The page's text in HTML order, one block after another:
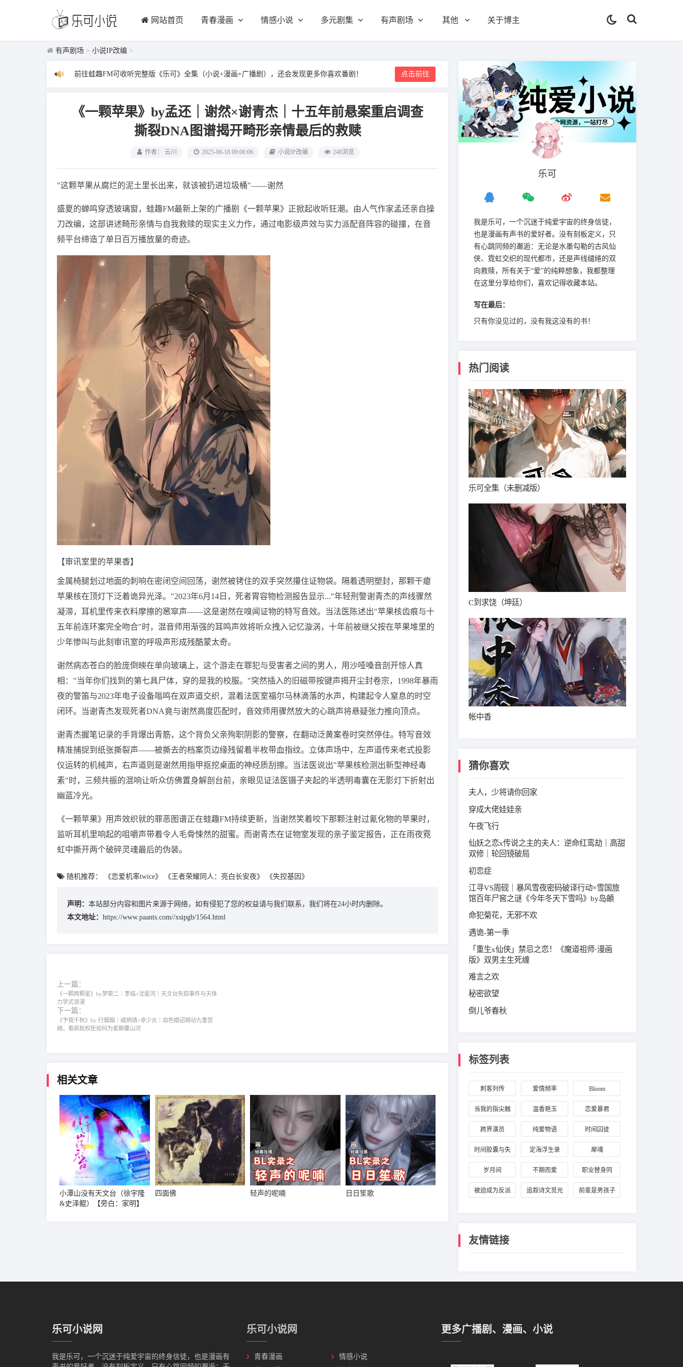
网站首页 青春漫画 情感小说 多元剧集 有声剧场 其他 关于博主
有声剧场 > 小说IP改编 >
前往蛙趣FM可收听完整版《乐可》全集（小说+漫画+广播剧），还会发现更多你喜欢番剧！ 点击前往
《一颗苹果》by孟还｜谢然×谢青杰｜十五年前悬案重启调查
撕裂DNA图谱揭开畸形亲情最后的救赎
作者： 云川 2025-06-18 09:06:06 小说IP改编 248浏览
"这颗苹果从腐烂的泥土里长出来，就该被扔进垃圾桶"——谢然
盛夏的蝉鸣穿透玻璃窗，蛙趣FM最新上架的广播剧《一颗苹果》正掀起收听狂潮。由人气作家孟还亲自操
刀改编，这部讲述畸形亲情与自我救赎的现实主义力作，通过电影级声效与实力派配音阵容的碰撞，在音
频平台缔造了单日百万播放量的奇迹。
【审讯室里的苹果香】
金属椅腿划过地面的刺响在密闭空间回荡，谢然被铐住的双手突然攥住证物袋。隔着透明塑封，那颗干瘪
苹果核在顶灯下泛着诡异光泽。"2023年6月14日，死者胃容物检测报告显示..."年轻刑警谢青杰的声线骤然
凝滞，耳机里传来衣料摩擦的窸窣声——这是谢然在嗅闻证物的特写音效。当法医陈述出"苹果核齿痕与十
五年前连环案完全吻合"时，混音师用渐强的耳鸣声效将听众拽入记忆漩涡，十年前被继父按在苹果堆里的
少年惨叫与此刻审讯室的呼吸声形成残酷蒙太奇。
谢然病态苍白的脸庞倒映在单向玻璃上，这个游走在罪犯与受害者之间的男人，用沙哑嗓音剖开惊人真
相："当年你们找到的第七具尸体，穿的是我的校服。"突然插入的旧磁带按键声揭开尘封卷宗，1998年暴雨
夜的警笛与2023年电子设备嗡鸣在双声道交织，混着法医室福尔马林滴落的水声，构建起令人窒息的时空
闭环。当谢青杰发现死者DNA竟与谢然高度匹配时，音效师用骤然放大的心跳声将悬疑张力推向顶点。
谢青杰握笔记录的手背爆出青筋，这个背负父亲殉职阴影的警察，在翻动泛黄案卷时突然停住。特写音效
精准捕捉到纸张撕裂声——被撕去的档案页边缘残留着半枚带血指纹。立体声场中，左声道传来老式投影
仪运转的机械声，右声道则是谢然用指甲抠挖桌面的神经质刮擦。当法医说出"苹果核检测出新型神经毒
素"时，三频共振的混响让听众仿佛置身解剖台前，亲眼见证法医镊子夹起的半透明毒囊在无影灯下折射出
幽蓝冷光。
《一颗苹果》用声效织就的罪恶图谱正在蛙趣FM持续更新，当谢然笑着咬下那颗注射过氰化物的苹果时，
监听耳机里响起的咀嚼声带着令人毛骨悚然的甜蜜。而谢青杰在证物室发现的亲子鉴定报告，正在雨夜霓
虹中撕开两个破碎灵魂最后的伪装。
随机推荐： 《恋爱机率twice》 《王者荣耀同人：亮白长安夜》 《失控基因》
声明： 本站部分内容和图片来源于网络，如有侵犯了您的权益请与我们联系，我们将在24小时内删除。
本文地址： https://www.paants.com//xsipgb/1564.html
上一篇：
《一颗两颗星》by梦筱二｜季临×沈星河｜天文台失踪事件与天体
力学式浪漫
下一篇：
《予我千秋》by 行烟烟｜戚炳靖×卓少炎｜血色婚诏撼动九重宫
阙，看疯批权臣如何为爱颠覆山河
相关文章
小潭山没有天文台（徐宇隆
&史泽鲲）【旁白：家明】
四面佛 轻声的呢喃 日日笙歌
乐可
我是‌乐可，一个沉迷于纯爱宇宙的终身信徒，
也是漫画有声书的爱好者。没有刻板定义，只
有心跳同频的邂逅：无论是水墨勾勒的古风仙
侠、霓虹交织的现代都市，还是声线缱绻的双
向救赎，所有关于“爱”的纯粹想象，我都整理
在这里分享给你们，喜欢记得收藏本站。
写在最后：
只有你没见过的，没有我这没有的书！
热门阅读
乐可全集（未删减版）
C到求饶（坤廷）
帐中香
猜你喜欢
夫人，少将请你回家
穿成大佬娃娃亲
午夜飞行
仙妖之恋x传说之主的夫人：逆命红鸾劫｜高甜
双修｜轮回镜破局
初恋症
江寻VS周砚｜暴风雪夜密码破译行动×雪国旅
馆百年尸窖之谜《今年冬天下雪吗》by岛頔
命犯菊花，无邪不欢
遇诡-第一季
「重生x仙侠」禁忌之恋！《魔道祖师·漫画
版》双男主生死缠
难言之欢
秘密欲望
倒儿爷春秋
标签列表
刺客列传 爱情频率 Bloom
当我的指尖触
碰到你的温度
温香艳玉 恋爱暴君
跨界演员 纯爱物语 时间囚徒
时间胶囊与失
忆少女
定海浮生录 犀魂
岁月间 不期而爱 职业替身同
人：周翔与晏
被迫成为反派 追叙诗文觅光 前辈是男孩子
友情链接
乐可小说网
我是‌乐可，一个沉迷于纯爱宇宙的终身信徒，也是漫画有
乐可小说网
青春漫画
情感小说
更多广播剧、漫画、小说